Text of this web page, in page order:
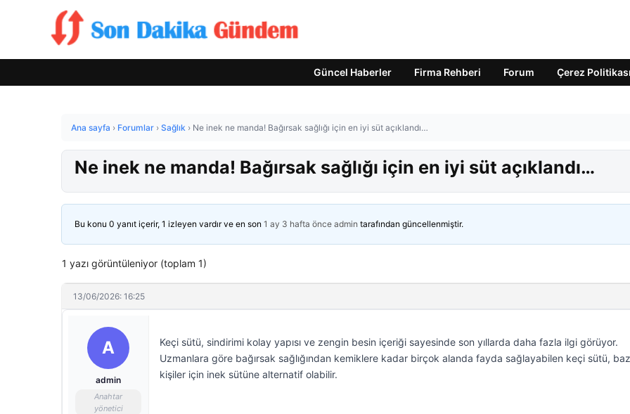
Güncel Haberler Firma Rehberi Forum Çerez Politikası
Ana sayfa › Forumlar › Sağlık › Ne inek ne manda! Bağırsak sağlığı için en iyi süt açıklandı…
Ne inek ne manda! Bağırsak sağlığı için en iyi süt açıklandı…
Bu konu 0 yanıt içerir, 1 izleyen vardır ve en son 1 ay 3 hafta önce admin tarafından güncellenmiştir.
1 yazı görüntüleniyor (toplam 1)
13/06/2026: 16:25
A
admin
Anahtar
yönetici
Keçi sütü, sindirimi kolay yapısı ve zengin besin içeriği sayesinde son yıllarda daha fazla ilgi görüyor.
Uzmanlara göre bağırsak sağlığından kemiklere kadar birçok alanda fayda sağlayabilen keçi sütü,
kişiler için inek sütüne alternatif olabilir.